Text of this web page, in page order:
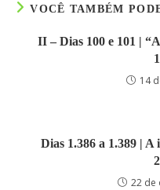
VOCÊ TAMBÉM
II – Dias 100 e 101 |
14
Dias 1.386 a 1.389 | A
22 de